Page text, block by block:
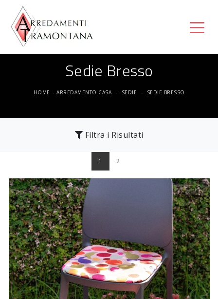
Sedie Bresso
HOME - ARREDAMENTO CASA - SEDIE - SEDIE BRESSO
Filtra i Risultati
1 2